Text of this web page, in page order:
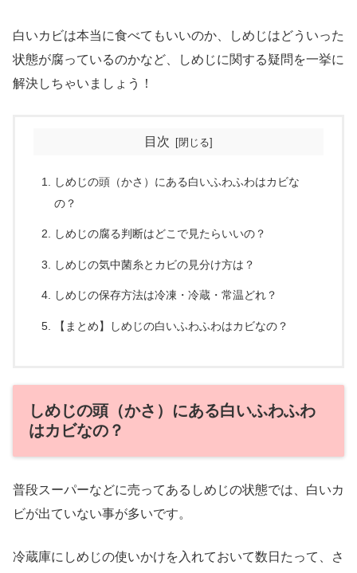
白いカビは本当に食べてもいいのか、しめじはどういった
状態が腐っているのかなど、しめじに関する疑問を一挙に
解決しちゃいましょう！
目次
しめじの頭（かさ）にある白いふわふわはカビな
の？
しめじの腐る判断はどこで見たらいいの？
しめじの気中菌糸とカビの見分け方は？
しめじの保存方法は冷凍・冷蔵・常温どれ？
【まとめ】しめじの白いふわふわはカビなの？
しめじの頭（かさ）にある白いふわふわ
はカビなの？
普段スーパーなどに売ってあるしめじの状態では、白いカ
ビが出ていない事が多いです。
冷蔵庫にしめじの使いかけを入れておいて数日たって、さ